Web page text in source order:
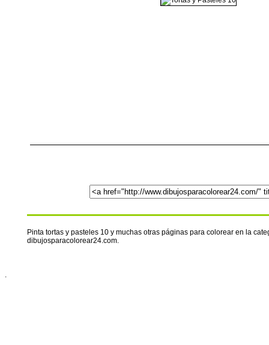
Pinta tortas y pasteles 10 y muchas otras páginas para colorear en la
dibujosparacolorear24.com.
.